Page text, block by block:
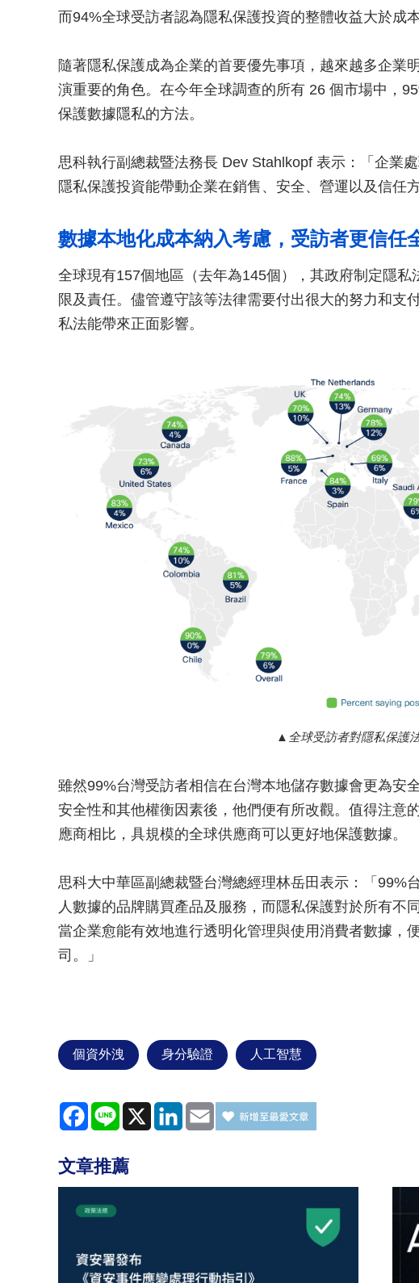
而94%全球受訪者認為隱私保護投資的整體收益大於成本
隨著隱私保護成為企業的首要優先事項，越來越多企業
演重要的角色。在今年全球調查的所有 26 個市場中，
保護數據隱私的方法。
思科執行副總裁暨法務長 Dev Stahlkopf 表示：「企業
隱私保護投資能帶動企業在銷售、安全、營運以及信任
數據本地化成本納入考慮，受訪者更信任
全球現有157個地區（去年為145個），其政府制定隱
限及責任。儘管遵守該等法律需要付出很大的努力和支
私法能帶來正面影響。
全球受訪者對隱私保護
雖然99%台灣受訪者相信在台灣本地儲存數據會更為安
安全性和其他權衡因素後，他們便有所改觀。值得注意
應商相比，具規模的全球供應商可以更好地保護數據。
思科大中華區副總裁暨台灣總經理林岳田表示：「99%
人數據的品牌購買產品及服務，而隱私保護對於所有不
當企業愈能有效地進行透明化管理與使用消費者數據，
司。」
個資外洩 身分驗證 人工智慧
Facebook
Line X LinkedInEmail
文章推薦